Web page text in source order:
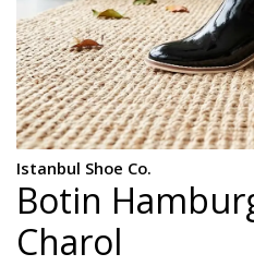
Istanbul Shoe Co.
Botin
Charol